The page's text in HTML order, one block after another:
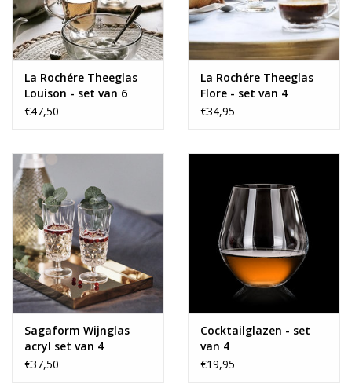
La Rochére Theeglas
Louison - set van 6
€47,50
La Rochére Theeglas
Flore - set van 4
€34,95
Sagaform Wijnglas
acryl set van 4
€37,50
Cocktailglazen - set
van 4
€19,95